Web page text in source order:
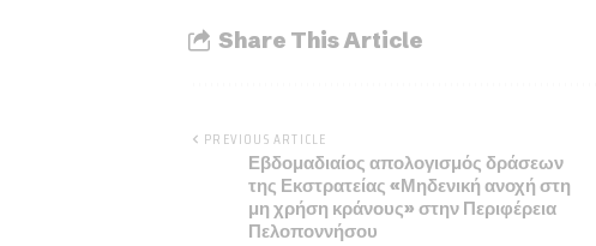
Share This Article
PREVIOUS ARTICLE
Εβδομαδιαίος απολογισμός δράσεων
της Εκστρατείας «Μηδενική ανοχή στη
μη χρήση κράνους» στην Περιφέρεια
Πελοποννήσου